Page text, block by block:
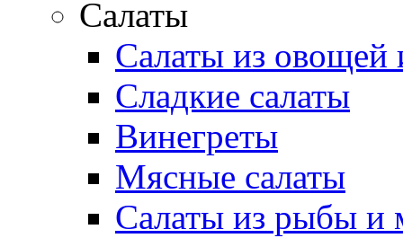
Салаты
Салаты из овощей
Сладкие салаты
Винегреты
Мясные салаты
Салаты из рыбы и